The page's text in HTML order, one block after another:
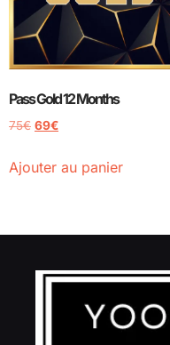
Pass Gold 12 Months
75€ 69€
Ajouter au panier